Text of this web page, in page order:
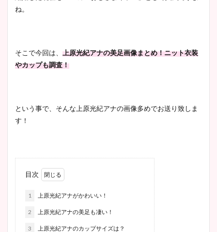
ね。
そこで今回は、 上原光紀アナの美足画像まとめ！ニット衣装
やカップも調査！
という事で、そんな上原光紀アナの画像多めでお送り致しま
す！
目次
1 上原光紀アナがかわいい！
2 上原光紀アナの美足も凄い！
3 上原光紀アナのカップサイズは？